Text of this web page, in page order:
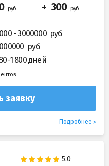
- 3000000
1 800 дней
Подробнее